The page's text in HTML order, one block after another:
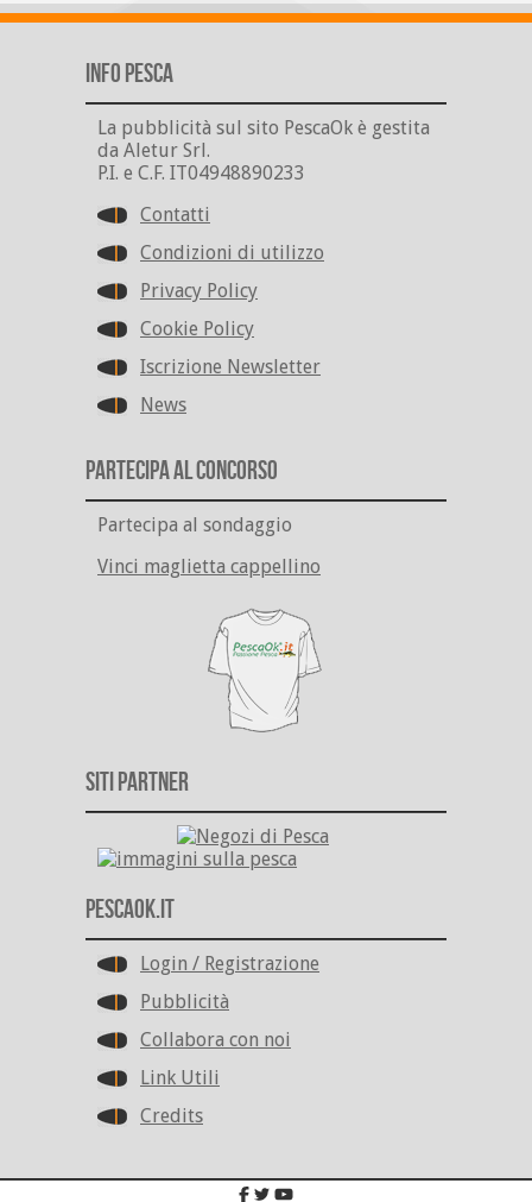
Info Pesca
La pubblicità sul sito PescaOk è gestita
da Aletur Srl.
P.I. e C.F. IT04948890233
Contatti
Condizioni di utilizzo
Privacy Policy
Cookie Policy
Iscrizione Newsletter
News
Partecipa al Concorso
Partecipa al sondaggio
Vinci maglietta cappellino
Siti Partner
PescaOk.it
Login / Registrazione
Pubblicità
Collabora con noi
Link Utili
Credits